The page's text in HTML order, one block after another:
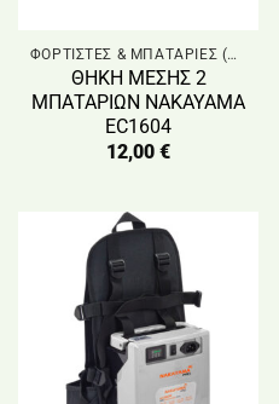
ΦΟΡΤΙΣΤΕΣ & ΜΠΑΤΑΡΙΕΣ (ΨΑΛΙΔΙΑ & ΑΛΥΣΟΠΡΙΟΝΑ)
ΘΗΚΗ ΜΕΣΗΣ 2
ΜΠΑΤΑΡΙΩΝ NAKAYAMA
EC1604
12,00 €